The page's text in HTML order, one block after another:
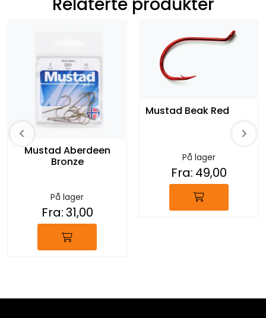
Mustad Aberdeen
Bronze
På lager
Fra:31,00
Mustad Beak Red
På lager
Fra: 49,00